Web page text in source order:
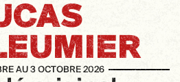
AU 3 OCTOBRE 2026